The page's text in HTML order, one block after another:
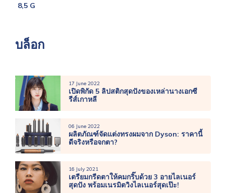
8,5 G
บล็อก
17 June 2022
เปิดพิกัด 5 ลิปสติกสุดปังของเหล่านางเอกซี
รีส์เกาหลี
06 June 2022
ผลิตภัณฑ์จัดแต่งทรงผมจาก Dyson: ราคานี้
ดีจริงหรือจกตา?
16 July 2021
เตรียมกรีดตาให้คมกริ๊บด้วย 3 อายไลเนอร์
สุดปัง พร้อมเนรมิตวิงไลเนอร์สุดเป๊ะ!